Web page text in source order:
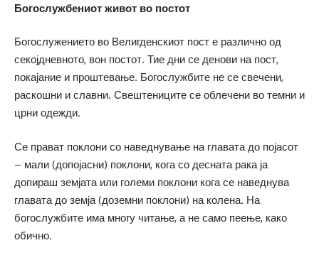
Богослужбениот живот во постот
Богослужението во Велигденскиот пост е различно од
секојдневното, вон постот. Тие дни се денови на пост,
покајание и проштевање. Богослужбите не се свечени,
раскошни и славни. Свештениците се облечени во темни и
црни одежди.
Се прават поклони со наведнување на главата до појасот
– мали (допојасни) поклони, кога со десната рака ја
допираш земјата или големи поклони кога се наведнува
главата до земја (доземни поклони) на колена. На
богослужбите има многу читање, а не само пеење, како
обично.